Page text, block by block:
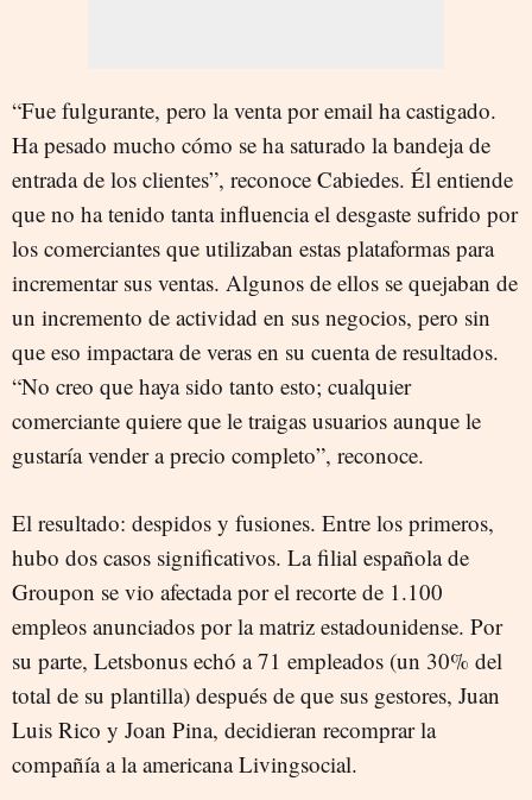
“Fue fulgurante, pero la venta por email ha castigado.
Ha pesado mucho cómo se ha saturado la bandeja de
entrada de los clientes”, reconoce Cabiedes. Él entiende
que no ha tenido tanta influencia el desgaste sufrido por
los comerciantes que utilizaban estas plataformas para
incrementar sus ventas. Algunos de ellos se quejaban de
un incremento de actividad en sus negocios, pero sin
que eso impactara de veras en su cuenta de resultados.
“No creo que haya sido tanto esto; cualquier
comerciante quiere que le traigas usuarios aunque le
gustaría vender a precio completo”, reconoce.
El resultado: despidos y fusiones. Entre los primeros,
hubo dos casos significativos. La filial española de
Groupon se vio afectada por el recorte de 1.100
empleos anunciados por la matriz estadounidense. Por
su parte, Letsbonus echó a 71 empleados (un 30% del
total de su plantilla) después de que sus gestores, Juan
Luis Rico y Joan Pina, decidieran recomprar la
compañía a la americana Livingsocial.